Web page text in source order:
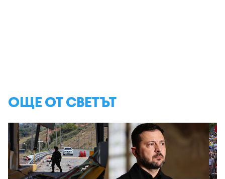
ОЩЕ ОТ СВЕТЪТ